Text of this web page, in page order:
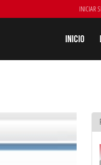
INICIAR
Inicio